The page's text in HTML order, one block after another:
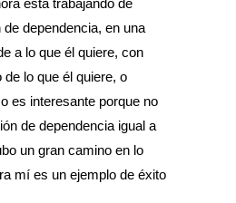
está trabajando de
dependencia, en una
a lo que él quiere, con
lo que él quiere, o
es interesante porque no
de dependencia igual a
un gran camino en lo
mí es un ejemplo de éxito